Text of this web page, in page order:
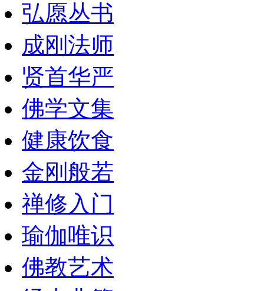
弘愿丛书
成刚法师
贤首华严
佛学文集
健康饮食
金刚般若
禅修入门
瑜伽唯识
佛教艺术